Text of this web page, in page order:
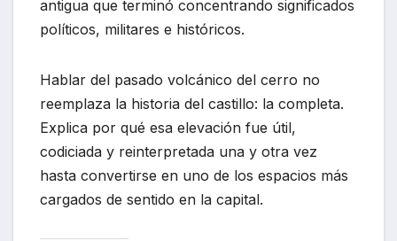
antigua que terminó concentrando significados
políticos, militares e históricos.
Hablar del pasado volcánico del cerro no
reemplaza la historia del castillo: la completa.
Explica por qué esa elevación fue útil,
codiciada y reinterpretada una y otra vez
hasta convertirse en uno de los espacios más
cargados de sentido en la capital.